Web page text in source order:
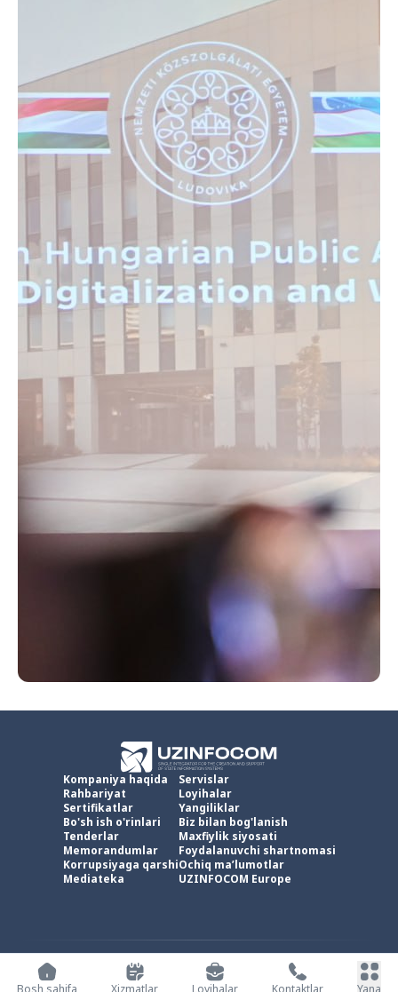
Kompaniya haqida
Rahbariyat
Sertifikatlar
Bo'sh ish o'rinlari
Tenderlar
Memorandumlar
Korrupsiyaga qarshi
Mediateka
Servislar
Loyihalar
Yangiliklar
Biz bilan bog'lanish
Maxfiylik siyosati
Foydalanuvchi shartnomasi
Ochiq ma’lumotlar
UZINFOCOM Europe
UZINFOCOM © 2002 -
Barcha huquqlar himoyalangan
Bosh sahifa
Xizmatlar Loyihalar Kontaktlar Yana